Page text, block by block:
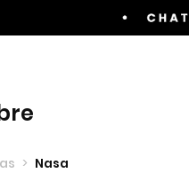
> Nasa